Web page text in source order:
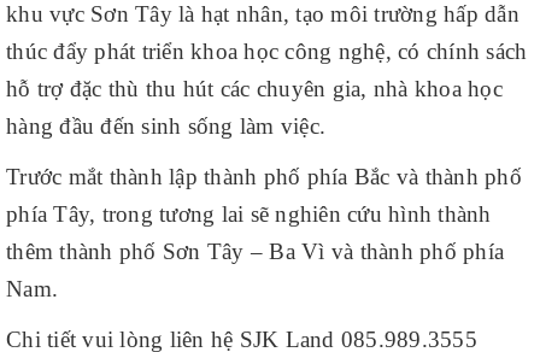
khu vực Sơn Tây là hạt nhân, tạo môi trường hấp dẫn
thúc đẩy phát triển khoa học công nghệ, có chính sách
hỗ trợ đặc thù thu hút các chuyên gia, nhà khoa học
hàng đầu đến sinh sống làm việc.
Trước mắt thành lập thành phố phía Bắc và thành phố
phía Tây, trong tương lai sẽ nghiên cứu hình thành
thêm thành phố Sơn Tây – Ba Vì và thành phố phía
Nam.
Chi tiết vui lòng liên hệ SJK Land 085.989.3555